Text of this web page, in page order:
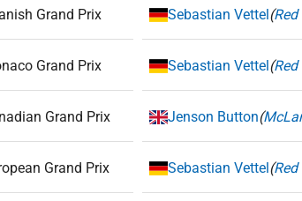
Grand Prix Sebastian Vettel(
Grand Prix Sebastian Vettel(
Grand Prix Jenson Button(
Grand Prix Sebastian Vettel(